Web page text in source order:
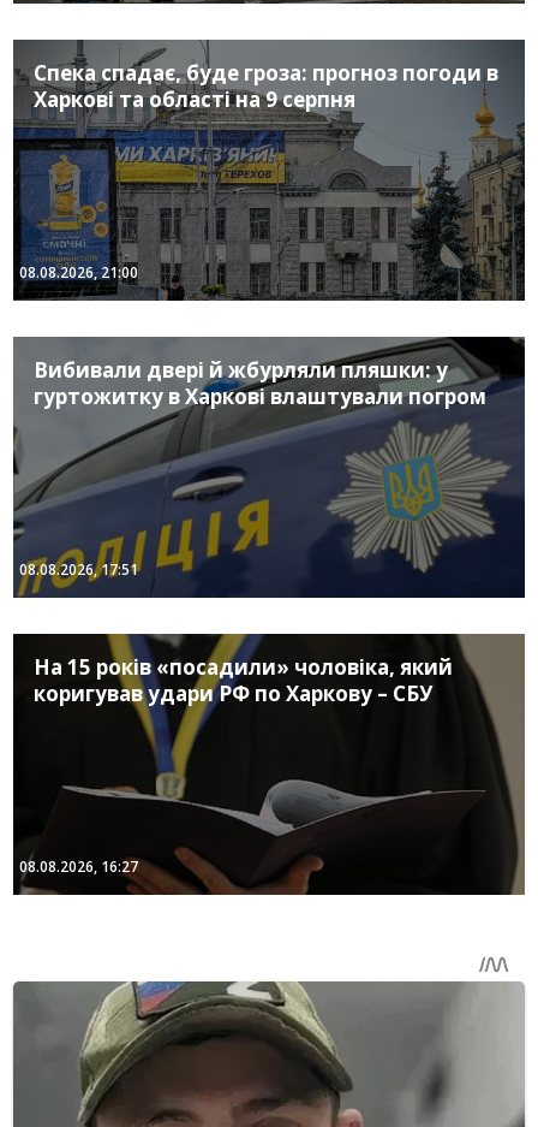
Спека спадає, буде гроза: прогноз погоди в
Харкові та області на 9 серпня
08.08.2026, 21:00
Вибивали двері й жбурляли пляшки: у
гуртожитку в Харкові влаштували погром
08.08.2026, 17:51
На 15 років «посадили» чоловіка, який
коригував удари РФ по Харкову – СБУ
08.08.2026, 16:27